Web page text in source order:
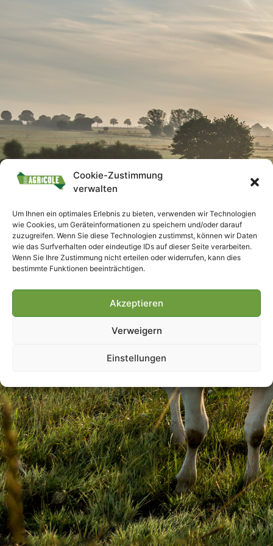
Cookie-Zustimmung
verwalten
Um Ihnen ein optimales Erlebnis zu bieten, verwenden wir Technologien
wie Cookies, um Geräteinformationen zu speichern und/oder darauf
zuzugreifen. Wenn Sie diese Technologien zustimmst, können wir Daten
wie das Surfverhalten oder eindeutige IDs auf dieser Seite verarbeiten.
Wenn Sie Ihre Zustimmung nicht erteilen oder widerrufen, kann dies
bestimmte Funktionen beeinträchtigen.
Akzeptieren
Verweigern
Einstellungen
Villmools Merci! Bis nächst
Joer!